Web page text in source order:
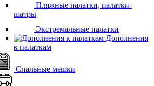
Пляжные палатки, палатки-
шатры
Экстремальные палатки
Дополнения
к палаткам
Спальные мешки